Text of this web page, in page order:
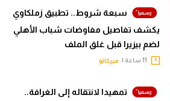
سبعة شروط.. تطبيق زملكاوي
يكشف تفاصيل مفاوضات شباب الأهلي
لضم بيزيرا قبل غلق الملف
ميركاتو
تمهيدا لانتقاله إلى الغرافة..